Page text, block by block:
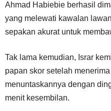
Ahmad Habiebie berhasil
yang melewati kawalan
sepakan akurat untuk
Tak lama kemudian, Israr
papan skor setelah
menuntaskannya dengan
menit kesembilan.